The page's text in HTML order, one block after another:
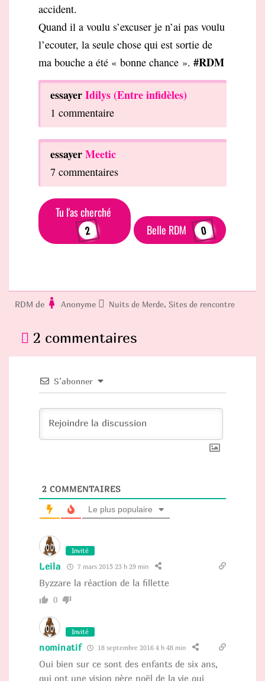
accident.
Quand il a voulu s’excuser je n’ai pas voulu
l’ecouter, la seule chose qui est sortie de
ma bouche a été « bonne chance ». #RDM
essayerIdilys (Entre infidèles)
1 commentaire
essayerMeetic
7 commentaires
Tu l'as cherché
2 Belle RDM 0
RDM de Anonyme Nuits de Merde,Sites de rencontre
2 commentaires
S’abonner
2 COMMENTAIRES
Le plus populaire
Invité
Leila 7 mars 2015 23 h 29 min
Byzzare la réaction de la fillette
0
Invité
nominatif 18 septembre 2016 4 h 48 min
Oui bien sur ce sont des enfants de six ans,
qui ont une vision père noël de la vie qui